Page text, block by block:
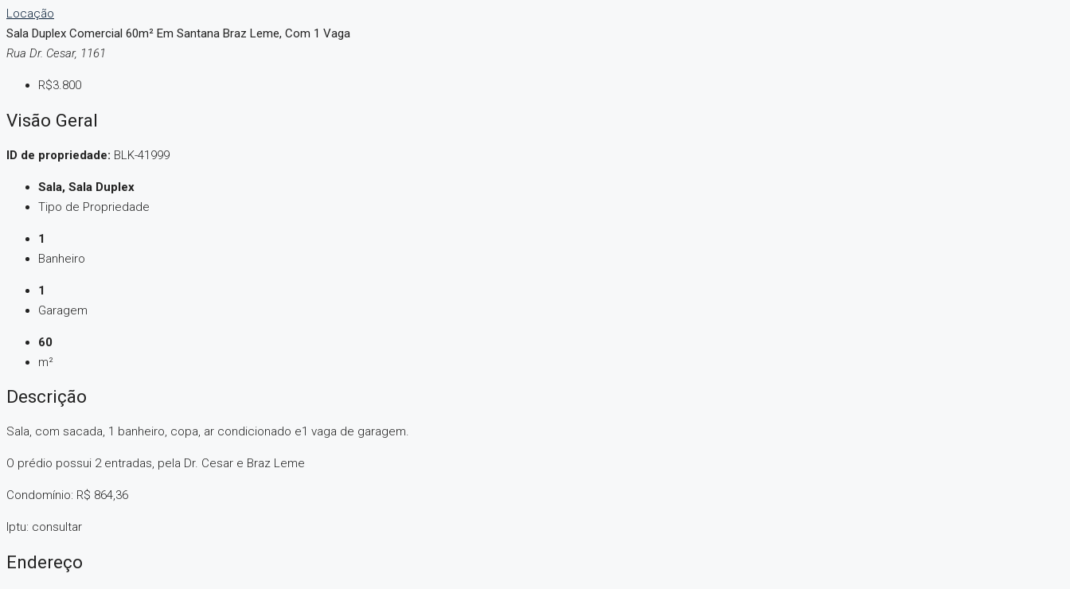
Locação
Sala Duplex Comercial 60m² Em Santana Braz Leme, Com 1 Vaga
Rua Dr. Cesar, 1161
R$3.800
Visão Geral
ID de propriedade: BLK-41999
Sala, Sala Duplex
Tipo de Propriedade
1
Banheiro
1
Garagem
60
m²
Descrição
Sala, com sacada, 1 banheiro, copa, ar condicionado e1 vaga de garagem.
O prédio possui 2 entradas, pela Dr. Cesar e Braz Leme
Condomínio: R$ 864,36
Iptu: consultar
Endereço